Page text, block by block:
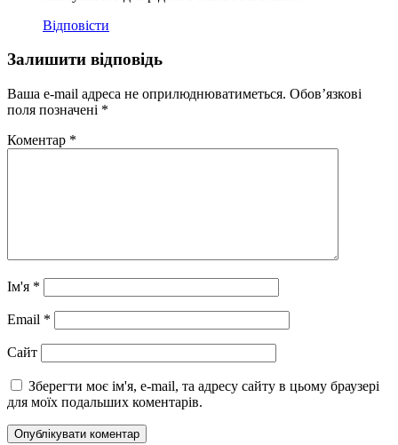
Відповісти
Залишити відповідь
Ваша e-mail адреса не оприлюднюватиметься. Обов’язкові
поля позначені *
Коментар *
Ім'я *
Email *
Сайт
Зберегти моє ім'я, e-mail, та адресу сайту в цьому браузері
для моїх подальших коментарів.